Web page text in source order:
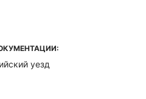
уезд